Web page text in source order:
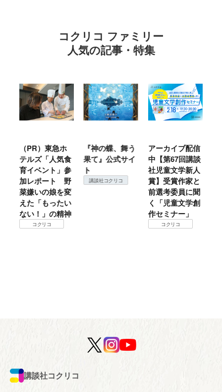
コクリコ ファミリー
人気の記事・特集
PR）東急ホ
ルズ「人気食
イベント」参
レポート 野
嫌いの娘を変
た「もったい
い！」の精神
『神の蝶、舞う
果て』公式サイ
ト
講談社コクリコ
アーカイブ配信
中【第67回講談
社児童文学新人
賞】受賞作家と
前選考委員に聞
く「児童文学創
作セミナー」
仙台の
地方では
暖？ 本
ころは
て検証
講談社コクリコ